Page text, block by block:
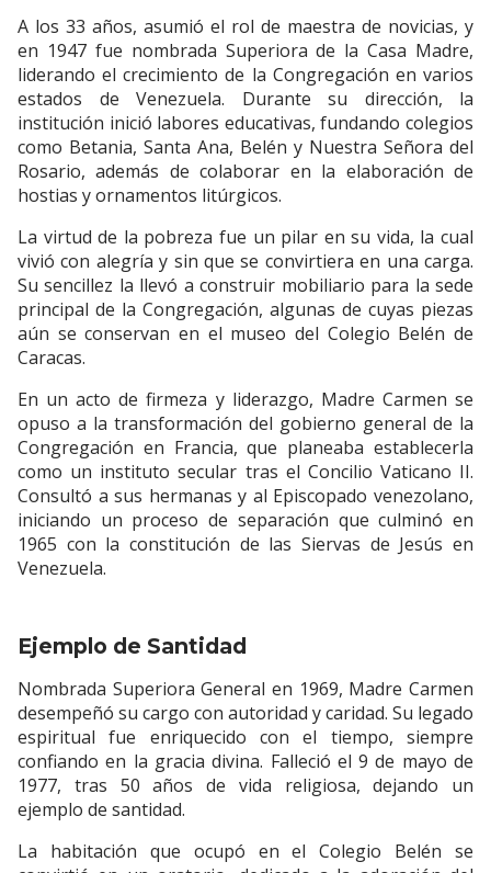
A los 33 años, asumió el rol de maestra de novicias, y
en 1947 fue nombrada Superiora de la Casa Madre,
liderando el crecimiento de la Congregación en varios
estados de Venezuela. Durante su dirección, la
institución inició labores educativas, fundando colegios
como Betania, Santa Ana, Belén y Nuestra Señora del
Rosario, además de colaborar en la elaboración de
hostias y ornamentos litúrgicos.
La virtud de la pobreza fue un pilar en su vida, la cual
vivió con alegría y sin que se convirtiera en una carga.
Su sencillez la llevó a construir mobiliario para la sede
principal de la Congregación, algunas de cuyas piezas
aún se conservan en el museo del Colegio Belén de
Caracas.
En un acto de firmeza y liderazgo, Madre Carmen se
opuso a la transformación del gobierno general de la
Congregación en Francia, que planeaba establecerla
como un instituto secular tras el Concilio Vaticano II.
Consultó a sus hermanas y al Episcopado venezolano,
iniciando un proceso de separación que culminó en
1965 con la constitución de las Siervas de Jesús en
Venezuela.
Ejemplo de Santidad
Nombrada Superiora General en 1969, Madre Carmen
desempeñó su cargo con autoridad y caridad. Su legado
espiritual fue enriquecido con el tiempo, siempre
confiando en la gracia divina. Falleció el 9 de mayo de
1977, tras 50 años de vida religiosa, dejando un
ejemplo de santidad.
La habitación que ocupó en el Colegio Belén se